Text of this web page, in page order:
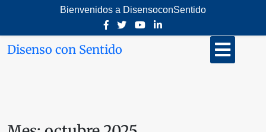
contenido
Bienvenidos a DisensoconSentido
Disenso con Sentido
Botón
abrir